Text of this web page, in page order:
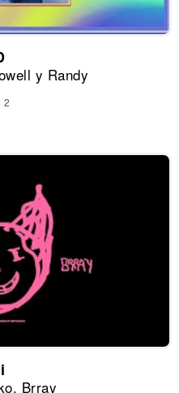
y Randy
2
Brray